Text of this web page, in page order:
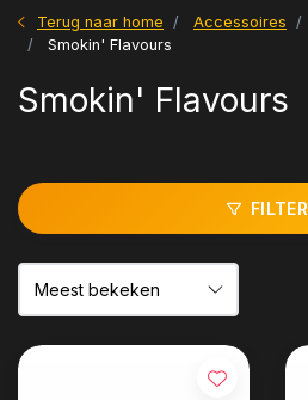
Terug naar home Accessoires
Smokin' Flavours
Smokin' Flavours
FILTER